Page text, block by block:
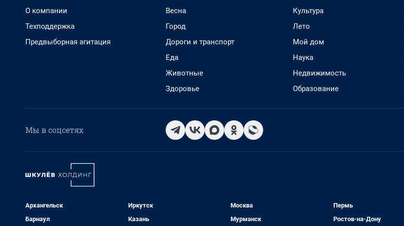
О компании
Техподдержка
Предвыборная агитация
Весна
Город
Дороги и транспорт
Еда
Животные
Здоровье
Культура
Лето
Мой дом
Наука
Недвижимость
Образование
Мы в соцсетях
Архангельск
Барнаул
Иркутск
Казань
Москва
Мурманск
Пермь
Ростов-на-Дону